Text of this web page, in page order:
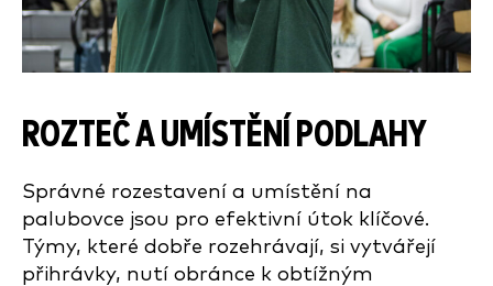
ROZTEČ A UMÍSTĚNÍ PODLAHY
Správné rozestavení a umístění na
palubovce jsou pro efektivní útok klíčové.
Týmy, které dobře rozehrávají, si vytvářejí
přihrávky, nutí obránce k obtížným